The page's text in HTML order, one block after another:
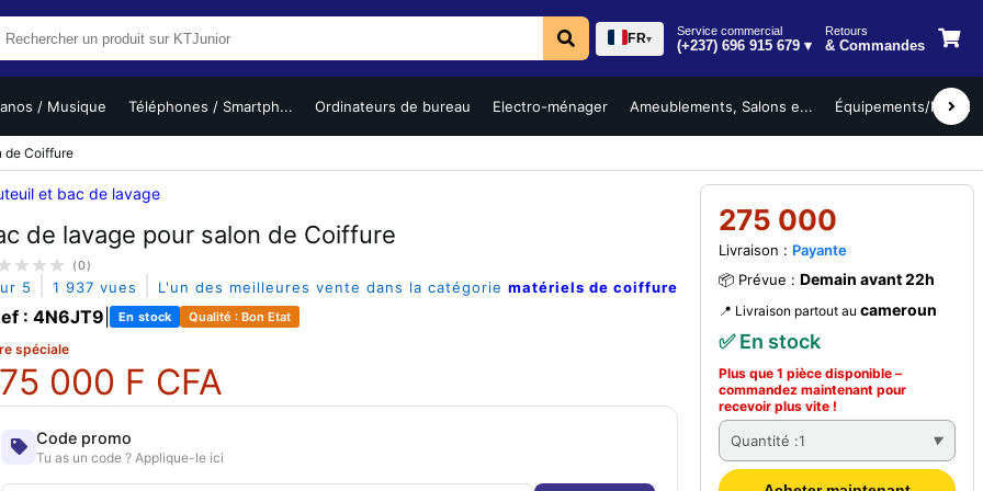
FR▾
Service commercial
(+237) 696 915 679 ▾
Retours
& Commandes
/ Musique Téléphones / Smartph... Ordinateurs de bureau Electro-ménager Ameublements, Salons e... Équipements/
de Coiffure
et bac de lavage
de lavage pour salon de Coiffure
(0)
5 1 937 vues L'un des meilleures vente dans la catégorie matériels de coiffure
: 4N6JT9 En stock Qualité : Bon Etat
spéciale
000 F CFA
Code promo
Tu as un code ? Applique-le ici
275 000
Livraison : Payante
📦 Prévue : Demain avant 22h
📍 Livraison partout au cameroun
✅ En stock
Plus que 1 pièce disponible –
commandez maintenant pour
recevoir plus vite !
Quantité :1